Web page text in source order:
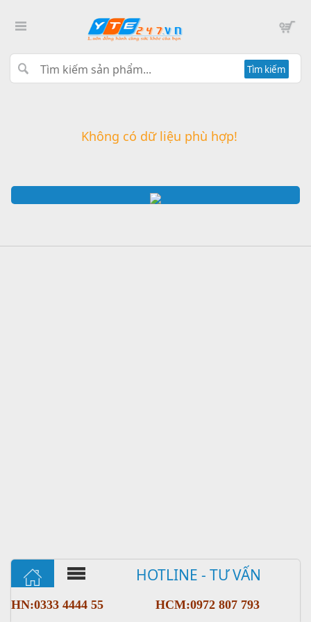
Tìm kiếm
HOTLINE - TƯ VẤN
HN:0333 4444 55 HCM:0972 807 793
Không có dữ liệu phù hợp!